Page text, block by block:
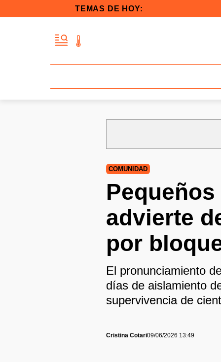
TEMAS DE HOY:
COMUNIDAD
advierte
por
El pronunciamiento
días de aislamiento
supervivencia de
Cristina Cotari09/06/2026 13:49